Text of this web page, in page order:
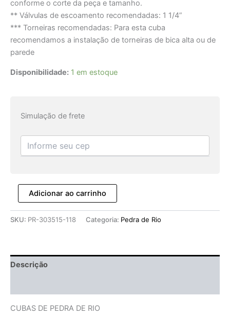
conforme o corte da peça e tamanho.
** Válvulas de escoamento recomendadas: 1 1/4”
*** Torneiras recomendadas: Para esta cuba
recomendamos a instalação de torneiras de bica alta ou de
parede
Disponibilidade: 1 em estoque
Simulação de frete
Adicionar ao carrinho
SKU: PR-303515-118 Categoria: Pedra de Rio
Descrição
CUBAS DE PEDRA DE RIO